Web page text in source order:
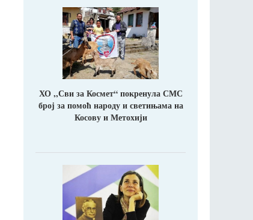
ХО ,,Сви за Космет“ покренула СМС
број за помоћ народу и светињама на
Косову и Метохији